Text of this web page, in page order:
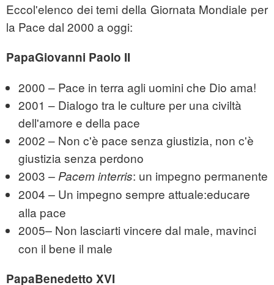
Eccol'elenco dei temi della Giornata Mondiale per
la Pace dal 2000 a oggi:
PapaGiovanni Paolo II
2000 – Pace in terra agli uomini che Dio ama!
2001 – Dialogo tra le culture per una civiltà
dell'amore e della pace
2002 – Non c'è pace senza giustizia, non c'è
giustizia senza perdono
2003 – Pacem interris: un impegno permanente
2004 – Un impegno sempre attuale:educare
alla pace
2005– Non lasciarti vincere dal male, mavinci
con il bene il male
PapaBenedetto XVI